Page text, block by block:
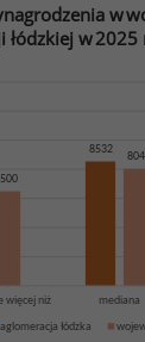
w
łódzkiej w